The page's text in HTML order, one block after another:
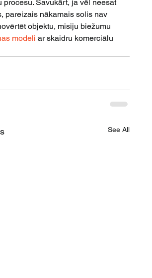
procesu. Savukārt, ja vēl neesat
pareizais nākamais solis nav
objektu, misiju biežumu
modeli ar skaidru komerciālu
See All